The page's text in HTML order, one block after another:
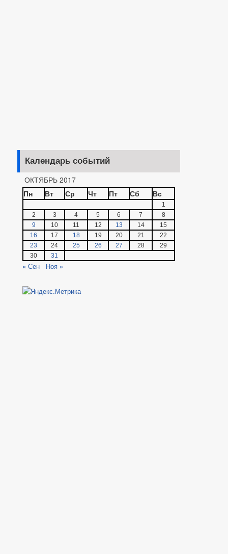
Календарь событий
ОКТЯБРЬ 2017
Пн
Вт Ср Чт Пт Сб Вс
1
2
3 4 5 6 7
8
9
10 11 12 13 14
15
16
17 18 19 20 21
22
23
24 25 26 27 28
29
30
31
« Сен Ноя »